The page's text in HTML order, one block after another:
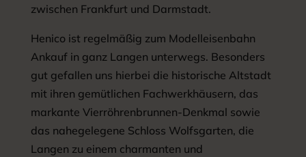
zwischen Frankfurt und Darmstadt.
Henico ist regelmäßig zum Modelleisenbahn
Ankauf in ganz Langen unterwegs. Besonders
gut gefallen uns hierbei die historische Altstadt
mit ihren gemütlichen Fachwerkhäusern, das
markante Vierröhrenbrunnen-Denkmal sowie
das nahegelegene Schloss Wolfsgarten, die
Langen zu einem charmanten und